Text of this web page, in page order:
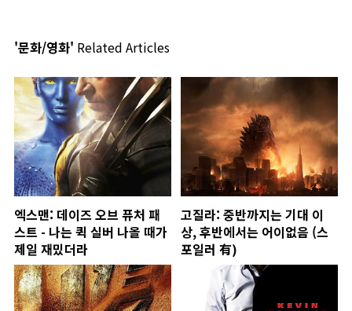
'문화/영화' Related Articles
엑스맨: 데이즈 오브 퓨처 패
스트 - 나는 퀵 실버 나올 때가
제일 재밌더라
고질라: 중반까지는 기대 이
상, 후반에서는 어이없음 (스
포일러 有)